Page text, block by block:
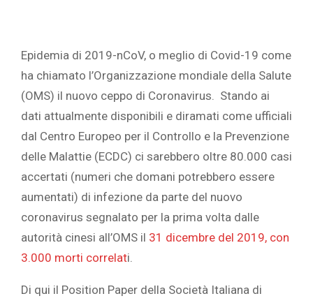
Epidemia di 2019-nCoV, o meglio di Covid-19 come
ha chiamato l’Organizzazione mondiale della Salute
(OMS) il nuovo ceppo di Coronavirus. Stando ai
dati attualmente disponibili e diramati come ufficiali
dal Centro Europeo per il Controllo e la Prevenzione
delle Malattie (ECDC) ci sarebbero oltre 80.000 casi
accertati (numeri che domani potrebbero essere
aumentati) di infezione da parte del nuovo
coronavirus segnalato per la prima volta dalle
autorità cinesi all’OMS il 31 dicembre del 2019, con
3.000 morti correlati.
Di qui il Position Paper della Società Italiana di